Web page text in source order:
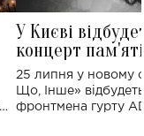
У Києві
концерт
Клименка:
виконають
25 липня у новому
Що, Інше»
фронтмена гурту